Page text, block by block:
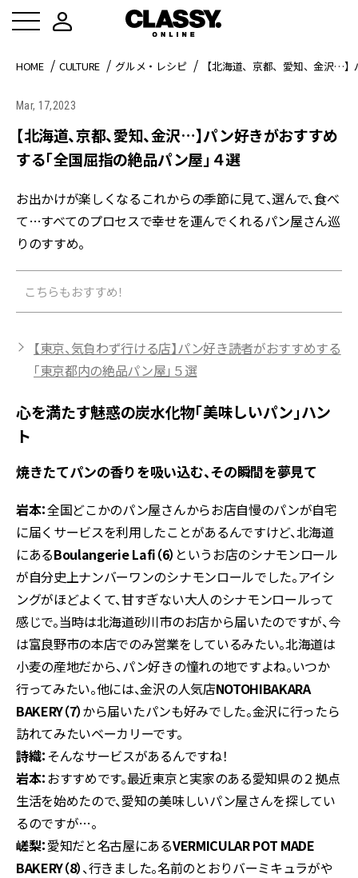
HOME CULTURE グルメ・レシピ 【北海道、京都、愛知、金沢…
Mar, 17,2023
【北海道、京都、愛知、金沢…】パン好きがおすすめ
する「全国屈指の絶品パン屋」４選
お出かけが楽しくなるこれからの季節に見て、選んで、食べ
て…すべてのプロセスで幸せを運んでくれるパン屋さん巡
りのすすめ。
こちらもおすすめ！
【東京、気負わず行ける店】パン好き読者がおすすめする
「東京都内の絶品パン屋」５選
心を満たす魅惑の炭水化物「美味しいパン」ハン
ト
焼きたてパンの香りを吸い込む、その瞬間を夢見て
岩本：全国どこかのパン屋さんからお店自慢のパンが自宅
に届くサービスを利用したことがあるんですけど、北海道
にあるBoulangerie Lafi（6） というお店のシナモンロール
が自分史上ナンバーワンのシナモンロールでした。アイシ
ングがほどよくて、甘すぎない大人のシナモンロールって
感じで。当時は北海道砂川市のお店から届いたのですが、今
は富良野市の本店でのみ営業をしているみたい。北海道は
小麦の産地だから、パン好きの憧れの地ですよね。いつか
行ってみたい。他には、金沢の人気店NOTOHIBAKARA
BAKERY（7）から届いたパンも好みでした。金沢に行ったら
訪れてみたいベーカリーです。
詩織：そんなサービスがあるんですね！
岩本：おすすめです。最近東京と実家のある愛知県の２拠点
生活を始めたので、愛知の美味しいパン屋さんを探してい
るのですが…。
嵯梨：愛知だと名古屋にあるVERMICULAR POT MADE
BAKERY（8）、行きました。名前のとおりバーミキュラがや